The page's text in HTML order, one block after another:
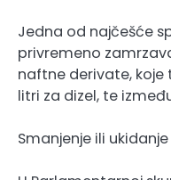
Jedna od najčešće
privremeno
naftne derivate, koje
litri za dizel, te
Smanjenje ili